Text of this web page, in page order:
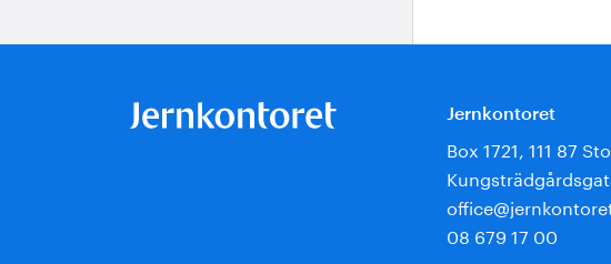
Jernkontoret
Box 1721, 111 87
08 679 17 00